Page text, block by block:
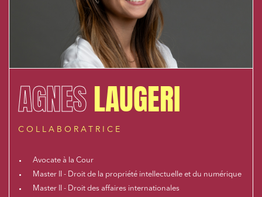
AGNESLAUGERI
COLLABORATRICE
Avocate à la Cour
Master II - Droit de la propriété intellectuelle et du numérique
Master II - Droit des affaires internationales